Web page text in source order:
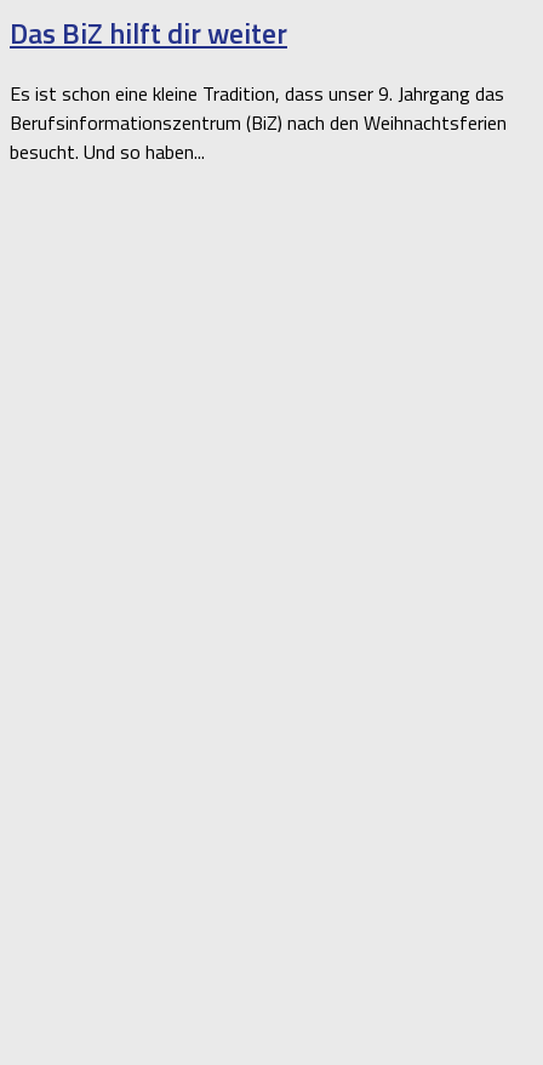
Das BiZ hilft dir weiter
Es ist schon eine kleine Tradition, dass unser 9. Jahrgang das
Berufsinformationszentrum (BiZ) nach den Weihnachtsferien
besucht. Und so haben...